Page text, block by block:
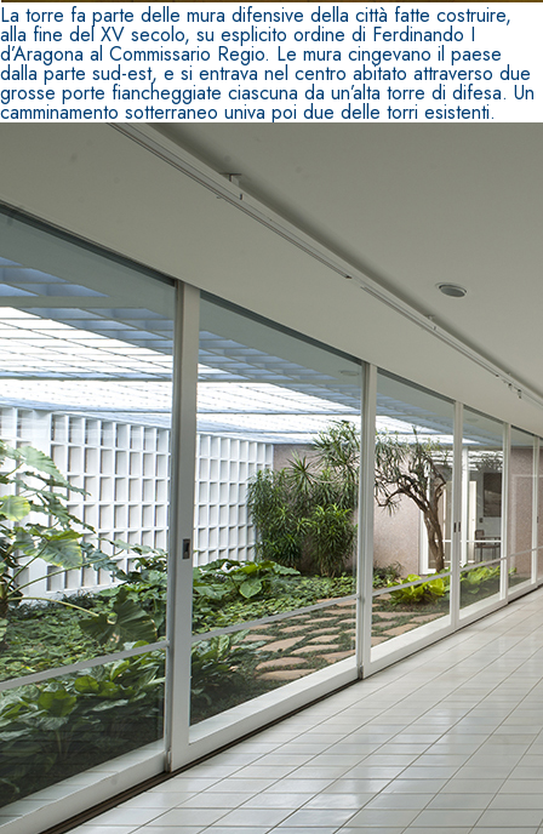
La torre fa parte delle mura difensive della città fatte costruire,
alla fine del XV secolo, su esplicito ordine di Ferdinando I
d’Aragona al Commissario Regio. Le mura cingevano il paese
dalla parte sud-est, e si entrava nel centro abitato attraverso due
grosse porte fiancheggiate ciascuna da un’alta torre di difesa. Un
camminamento sotterraneo univa poi due delle torri esistenti.
Sistema RIPRISTINO DEL CALCESTRUZZO PRODOTTI
GEOACTIVE R4 40
Malta rapida contenente speciali leganti
polimero-modificata, tixotropica,
passivazione, riparazione, rasatura e
calcestruzzo